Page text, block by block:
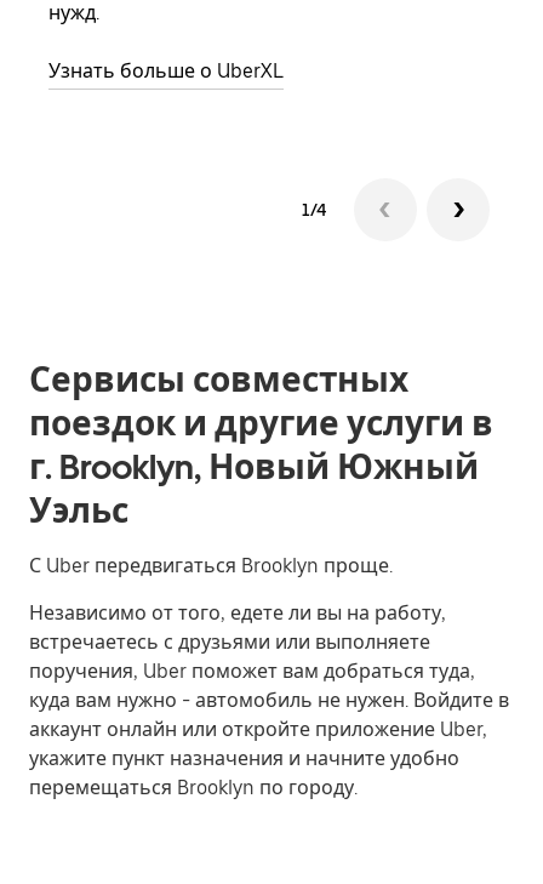
нужд.
Узнать больше о UberXL
1/4
Сервисы совместных
поездок и другие услуги в
г. Brooklyn, Новый Южный
Уэльс
С Uber передвигаться Brooklyn проще.
Независимо от того, едете ли вы на работу,
встречаетесь с друзьями или выполняете
поручения, Uber поможет вам добраться туда,
куда вам нужно - автомобиль не нужен. Войдите в
аккаунт онлайн или откройте приложение Uber,
укажите пункт назначения и начните удобно
перемещаться Brooklyn по городу.